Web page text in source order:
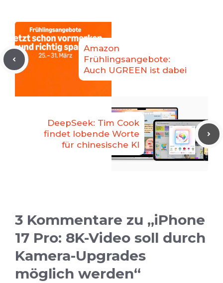
Amazon
Frühlingsangebote:
Auch UGREEN ist dabei
DeepSeek: Tim Cook
findet lobende Worte
für chinesische KI
3 Kommentare zu „iPhone
17 Pro: 8K-Video soll durch
Kamera-Upgrades
möglich werden“